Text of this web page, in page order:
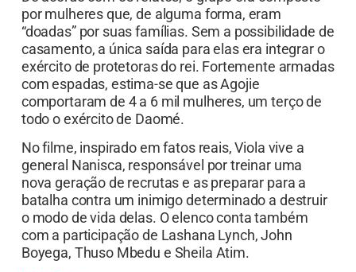
por mulheres que, de alguma forma, eram
“doadas” por suas famílias. Sem a possibilidade de
casamento, a única saída para elas era integrar o
exército de protetoras do rei. Fortemente armadas
com espadas, estima-se que as Agojie
comportaram de 4 a 6 mil mulheres, um terço de
todo o exército de Daomé.
No filme, inspirado em fatos reais, Viola vive a
general Nanisca, responsável por treinar uma
nova geração de recrutas e as preparar para a
batalha contra um inimigo determinado a destruir
o modo de vida delas. O elenco conta também
com a participação de Lashana Lynch, John
Boyega, Thuso Mbedu e Sheila Atim.